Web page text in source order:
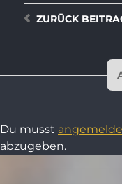
ZURÜCK
Du musst
abzugeben.